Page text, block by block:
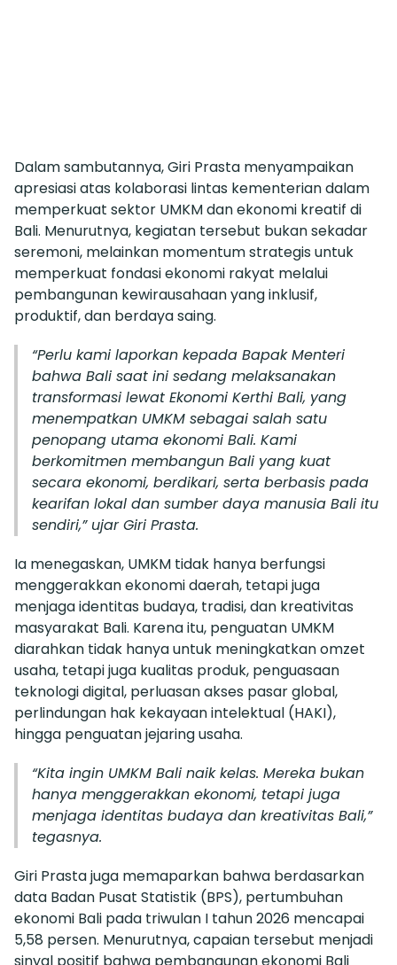
Dalam sambutannya, Giri Prasta menyampaikan
apresiasi atas kolaborasi lintas kementerian dalam
memperkuat sektor UMKM dan ekonomi kreatif di
Bali. Menurutnya, kegiatan tersebut bukan sekadar
seremoni, melainkan momentum strategis untuk
memperkuat fondasi ekonomi rakyat melalui
pembangunan kewirausahaan yang inklusif,
produktif, dan berdaya saing.
“Perlu kami laporkan kepada Bapak Menteri
bahwa Bali saat ini sedang melaksanakan
transformasi lewat Ekonomi Kerthi Bali, yang
menempatkan UMKM sebagai salah satu
penopang utama ekonomi Bali. Kami
berkomitmen membangun Bali yang kuat
secara ekonomi, berdikari, serta berbasis pada
kearifan lokal dan sumber daya manusia Bali itu
sendiri,” ujar Giri Prasta.
Ia menegaskan, UMKM tidak hanya berfungsi
menggerakkan ekonomi daerah, tetapi juga
menjaga identitas budaya, tradisi, dan kreativitas
masyarakat Bali. Karena itu, penguatan UMKM
diarahkan tidak hanya untuk meningkatkan omzet
usaha, tetapi juga kualitas produk, penguasaan
teknologi digital, perluasan akses pasar global,
perlindungan hak kekayaan intelektual (HAKI),
hingga penguatan jejaring usaha.
“Kita ingin UMKM Bali naik kelas. Mereka bukan
hanya menggerakkan ekonomi, tetapi juga
menjaga identitas budaya dan kreativitas Bali,”
tegasnya.
Giri Prasta juga memaparkan bahwa berdasarkan
data Badan Pusat Statistik (BPS), pertumbuhan
ekonomi Bali pada triwulan I tahun 2026 mencapai
5,58 persen. Menurutnya, capaian tersebut menjadi